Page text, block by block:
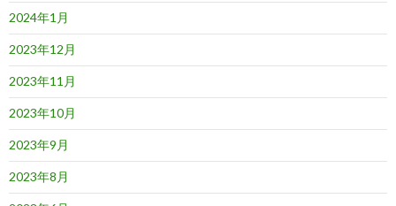
2024年1月
2023年12月
2023年11月
2023年10月
2023年9月
2023年8月